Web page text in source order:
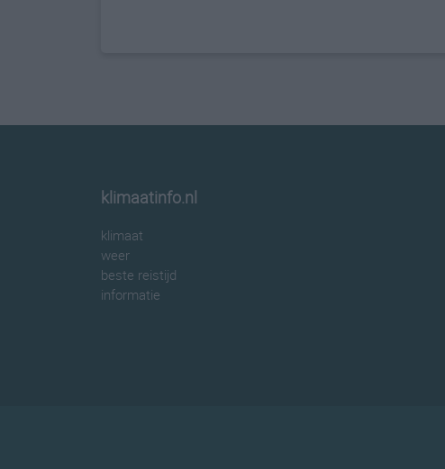
klimaatinfo.nl
klimaat
weer
beste reistijd
informatie